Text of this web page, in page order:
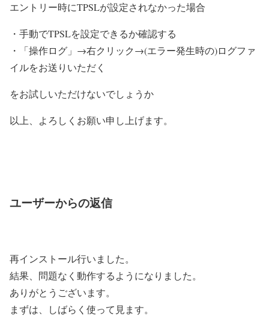
エントリー時にTPSLが設定されなかった場合
・手動でTPSLを設定できるか確認する
・「操作ログ」→右クリック→(エラー発生時の)ログファ
イルをお送りいただく
をお試しいただけないでしょうか
以上、よろしくお願い申し上げます。
ユーザーからの返信
再インストール行いました。
結果、問題なく動作するようになりました。
ありがとうございます。
まずは、しばらく使って見ます。